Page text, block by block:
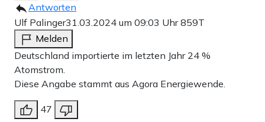
Antworten
Ulf Palinger31.03.2024 um 09:03 Uhr859T
Melden
Deutschland importierte im letzten Jahr 24 %
Atomstrom.
Diese Angabe stammt aus Agora Energiewende.
47